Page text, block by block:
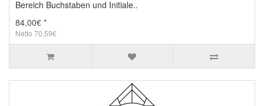
Bereich Buchstaben und Initiale..
84,00€ *
Netto 70,59€